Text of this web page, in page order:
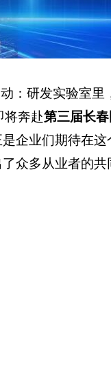
：研发实验室
将奔赴第三届长
企业们期待在
众多从业者的共